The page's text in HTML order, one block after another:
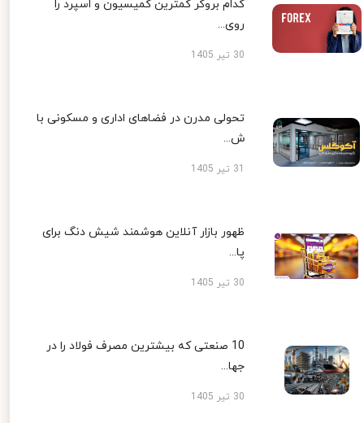
کدام بروکر کمترین کمیسیون و اسپرد را
روی...
30 تیر 1405
تحولی مدرن در فضاهای اداری و مسکونی با
ش...
ظهور بازار آنلاین هوشمند شیش دنگ برای
پا...
30 تیر 1405
10 صنعتی که بیشترین مصرف فولاد را در
جها...
30 تیر 1405